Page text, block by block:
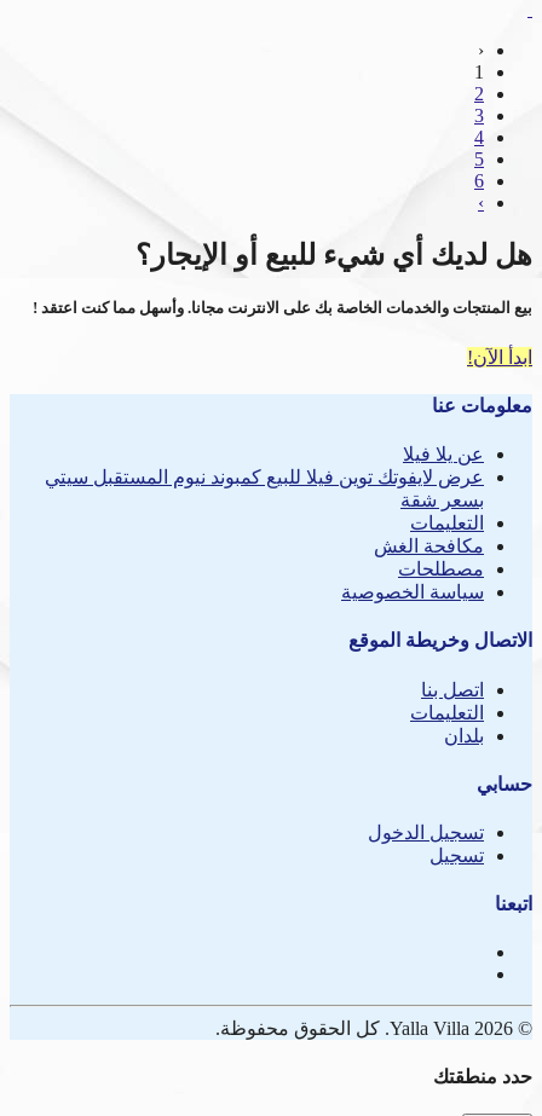
‹
1
2
3
4
5
6
›
هل لديك أي شيء للبيع أو الإيجار؟
بيع المنتجات والخدمات الخاصة بك على الانترنت مجانا. وأسهل مما كنت اعتقد !
ابدأ الآن!
معلومات عنا
عن يلا فيلا
عرض لايفوتك توين فيلا للبيع كمبوند نيوم المستقبل سيتي
بسعر شقة
التعليمات
مكافحة الغش
مصطلحات
سياسة الخصوصية
الاتصال وخريطة الموقع
اتصل بنا
التعليمات
بلدان
حسابي
تسجيل الدخول
تسجيل
اتبعنا
© 2026 Yalla Villa. كل الحقوق محفوظة.
حدد منطقتك